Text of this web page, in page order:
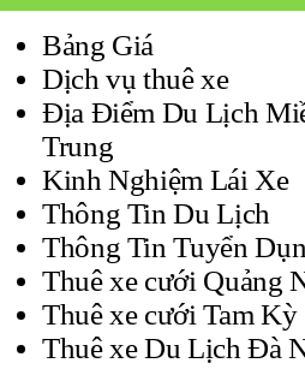
Bảng Giá
Dịch vụ thuê xe
Địa Điểm Du Lịch
Trung
Kinh Nghiệm Lái Xe
Thông Tin Du Lịch
Thông Tin Tuyển
Thuê xe cưới Quảng
Thuê xe cưới Tam Kỳ
Thuê xe Du Lịch Đà